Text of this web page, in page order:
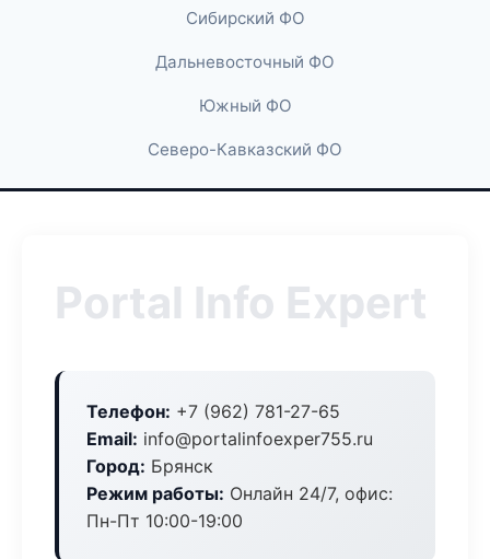
Сибирский ФО
Дальневосточный ФО
Южный ФО
Северо-Кавказский ФО
Portal Info Expert
Телефон: +7 (962) 781-27-65
Email: info@portalinfoexper755.ru
Город: Брянск
Режим работы: Онлайн 24/7, офис:
Пн-Пт 10:00-19:00